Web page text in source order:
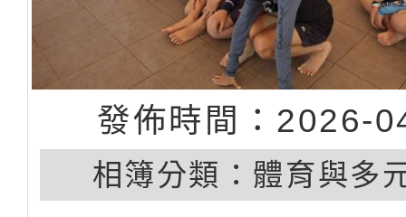
發佈時間：2026-
相簿分類： 體育與多